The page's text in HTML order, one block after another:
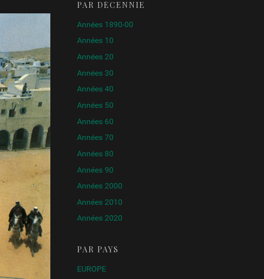
PAR DÉCENNIE
Années 1890-00
Années 10
Années 20
Années 30
Années 40
Années 50
Années 60
Années 70
Années 80
Années 90
Années 2000
Années 2010
Années 2020
PAR PAYS
EUROPE